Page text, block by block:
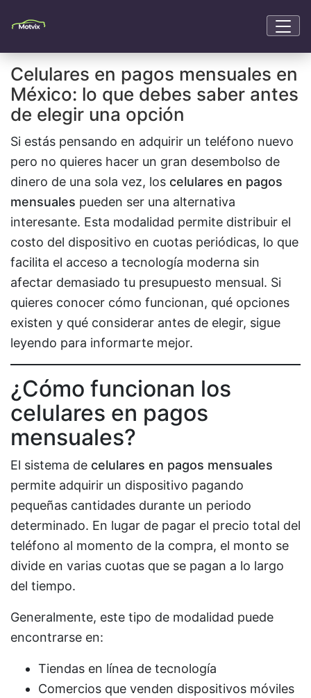
Celulares en pagos mensuales en
México: lo que debes saber antes
de elegir una opción
Si estás pensando en adquirir un teléfono nuevo
pero no quieres hacer un gran desembolso de
dinero de una sola vez, los celulares en pagos
mensuales pueden ser una alternativa
interesante. Esta modalidad permite distribuir el
costo del dispositivo en cuotas periódicas, lo que
facilita el acceso a tecnología moderna sin
afectar demasiado tu presupuesto mensual. Si
quieres conocer cómo funcionan, qué opciones
existen y qué considerar antes de elegir, sigue
leyendo para informarte mejor.
¿Cómo funcionan los
celulares en pagos
mensuales?
El sistema de celulares en pagos mensuales
permite adquirir un dispositivo pagando
pequeñas cantidades durante un periodo
determinado. En lugar de pagar el precio total del
teléfono al momento de la compra, el monto se
divide en varias cuotas que se pagan a lo largo
del tiempo.
Generalmente, este tipo de modalidad puede
encontrarse en:
Tiendas en línea de tecnología
Comercios que venden dispositivos móviles